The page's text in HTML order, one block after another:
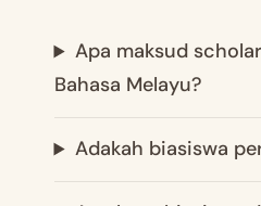
Apa maksud
Bahasa Melayu?
Adakah biasiswa